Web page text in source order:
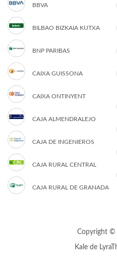
BBVA
BILBAO BIZKAIA KUTXA
BNP PARIBAS
CAIXA GUISSONA
CAIXA ONTINYENT
CAJA ALMENDRALEJO
CAJA DE INGENIEROS
CAJA RURAL CENTRAL
CAJA RURAL DE GRANADA
Copyright ©
Kalede